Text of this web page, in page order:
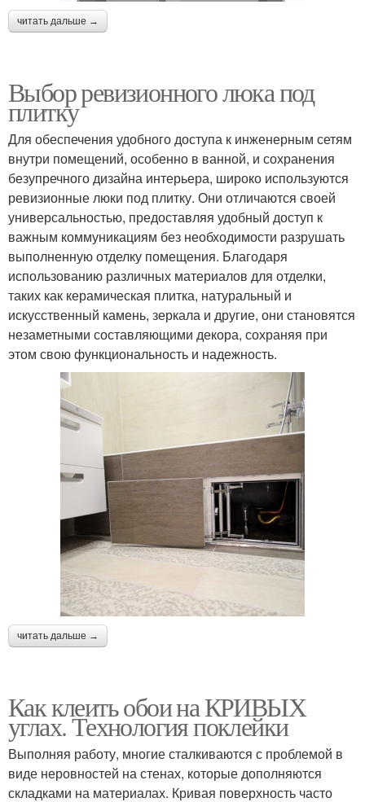
читать дальше →
Выбор ревизионного люка под
плитку
Для обеспечения удобного доступа к инженерным сетям
внутри помещений, особенно в ванной, и сохранения
безупречного дизайна интерьера, широко используются
ревизионные люки под плитку. Они отличаются своей
универсальностью, предоставляя удобный доступ к
важным коммуникациям без необходимости разрушать
выполненную отделку помещения. Благодаря
использованию различных материалов для отделки,
таких как керамическая плитка, натуральный и
искусственный камень, зеркала и другие, они становятся
незаметными составляющими декора, сохраняя при
этом свою функциональность и надежность.
читать дальше →
Как клеить обои на КРИВЫХ
углах. Технология поклейки
Выполняя работу, многие сталкиваются с проблемой в
виде неровностей на стенах, которые дополняются
складками на материалах. Кривая поверхность часто